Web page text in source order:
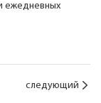
ежедневных
следующий